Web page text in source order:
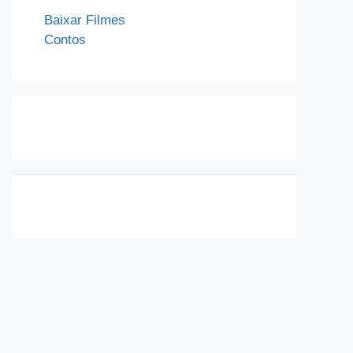
Baixar Filmes
Contos